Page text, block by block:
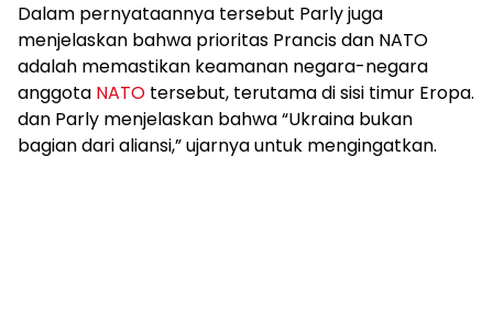
Dalam pernyataannya tersebut Parly juga
menjelaskan bahwa prioritas Prancis dan NATO
adalah memastikan keamanan negara-negara
anggota NATO tersebut, terutama di sisi timur Eropa.
dan Parly menjelaskan bahwa “Ukraina bukan
bagian dari aliansi,” ujarnya untuk mengingatkan.